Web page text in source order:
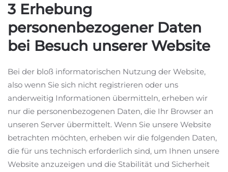
3 Erhebung
personenbezogener Daten
bei Besuch unserer Website
Bei der bloß informatorischen Nutzung der Website,
also wenn Sie sich nicht registrieren oder uns
anderweitig Informationen übermitteln, erheben wir
nur die personenbezogenen Daten, die Ihr Browser an
unseren Server übermittelt. Wenn Sie unsere Website
betrachten möchten, erheben wir die folgenden Daten,
die für uns technisch erforderlich sind, um Ihnen unsere
Website anzuzeigen und die Stabilität und Sicherheit